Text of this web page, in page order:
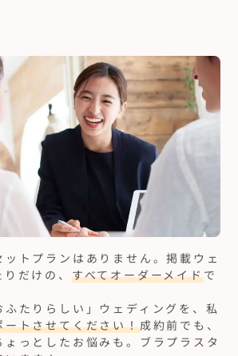
ットプランはありません。掲載ウェ
だけの、 すべてオーダーメイドで
たりらしい」ウェディングを、私
ートさせてください！成約前でも、
っとしたお悩みも。ブラプラスタ